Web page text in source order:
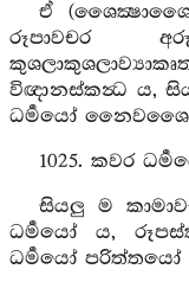
ඒ
රූපාවචර
විඥානස්කන්‍ධ ය,
ධර්‍මයෝ
1025. කවර
සියලු ම
ධර්‍මයෝ ය,
ධර්‍මයෝ පරිත්තයෝ